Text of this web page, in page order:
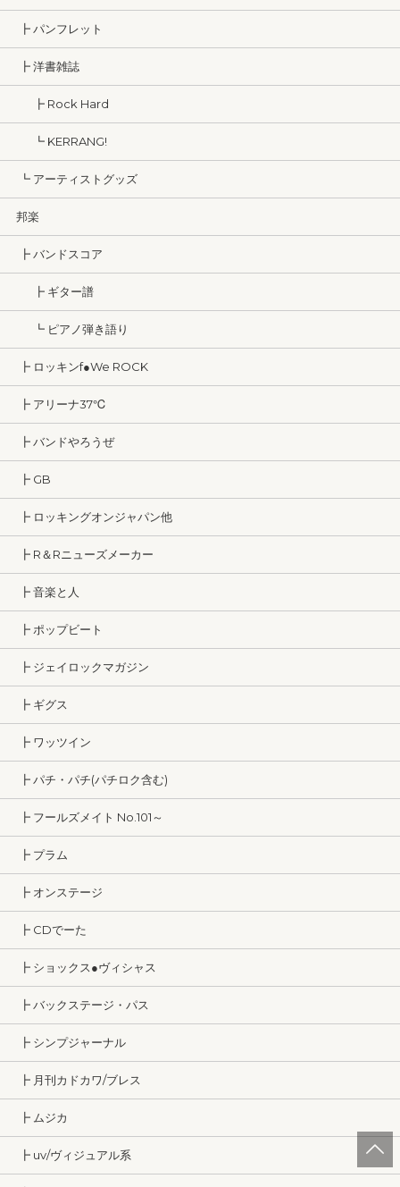
┣ パンフレット
┣ 洋書雑誌
┣ Rock Hard
┗ KERRANG!
┗ アーティストグッズ
邦楽
┣ バンドスコア
┣ ギター譜
┗ ピアノ弾き語り
┣ ロッキンf●We ROCK
┣ アリーナ37℃
┣ バンドやろうぜ
┣ GB
┣ ロッキングオンジャパン他
┣ R＆Rニューズメーカー
┣ 音楽と人
┣ ポップビート
┣ ジェイロックマガジン
┣ ギグス
┣ ワッツイン
┣ パチ・パチ(パチロク含む)
┣ フールズメイト No.101～
┣ プラム
┣ オンステージ
┣ CDでーた
┣ ショックス●ヴィシャス
┣ バックステージ・パス
┣ シンプジャーナル
┣ 月刊カドカワ/ブレス
┣ ムジカ
┣ uv/ヴィジュアル系